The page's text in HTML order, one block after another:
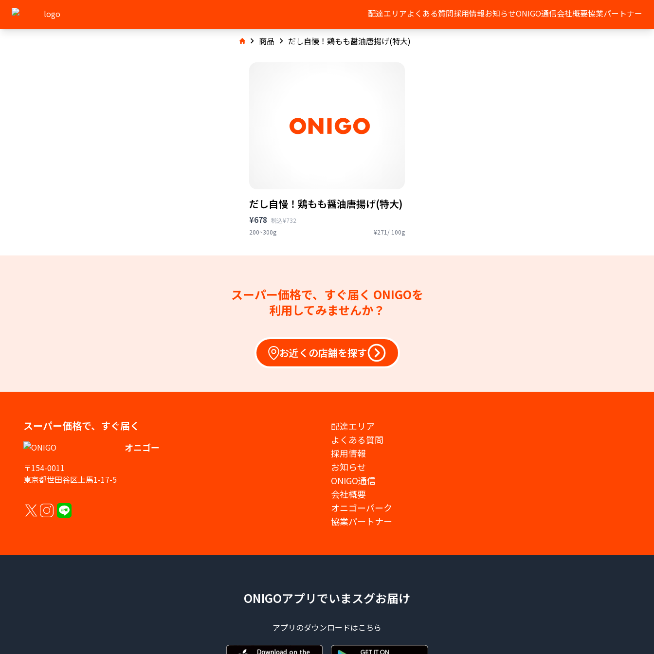
配達エリアよくある質問採用情報お知らせONIGO通信会社概要協業パートナー
商品 だし自慢！鶏もも醤油唐揚げ(特大)
だし自慢！鶏もも醤油唐揚げ(特大)
¥678 税込¥732
200~300g
¥271/ 100g
スーパー価格で、すぐ届く ONIGOを
利用してみませんか？
お近くの店舗を探す
スーパー価格で、すぐ届く
オニゴー
〒154-0011
東京都世田谷区上馬1-17-5
配達エリア
よくある質問
採用情報
お知らせ
ONIGO通信
会社概要
オニゴーパーク
協業パートナー
ONIGOアプリでいまスグお届け
アプリのダウンロードはこちら